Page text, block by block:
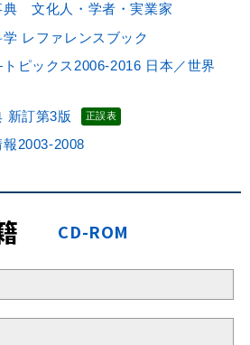
文化人・学者・実業家
レファレンスブック
ピックス2006-2016 日本／世界
新訂第3版 正誤表
2003-2008
CD-ROM